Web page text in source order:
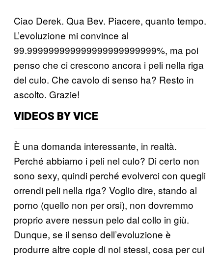
Ciao Derek. Qua Bev. Piacere, quanto tempo.
L’evoluzione mi convince al
99.999999999999999999999999%, ma poi
penso che ci crescono ancora i peli nella riga
del culo. Che cavolo di senso ha? Resto in
ascolto. Grazie!
VIDEOS BY VICE
È una domanda interessante, in realtà.
Perché abbiamo i peli nel culo? Di certo non
sono sexy, quindi perché evolverci con quegli
orrendi peli nella riga? Voglio dire, stando al
porno (quello non per orsi), non dovremmo
proprio avere nessun pelo dal collo in giù.
Dunque, se il senso dell’evoluzione è
produrre altre copie di noi stessi, cosa per cui